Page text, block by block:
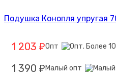
Подушка Конопля упругая
1 203 ₽Опт
1 390 ₽ Малый опт